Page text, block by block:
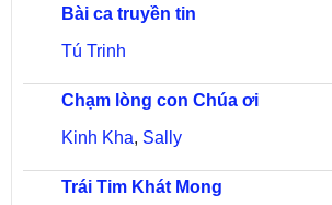
Bài ca truyền tin
Tú Trinh
Chạm lòng con Chúa ơi
Kinh Kha, Sally
Trái Tim Khát Mong